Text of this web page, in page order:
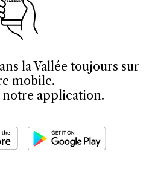
la Vallée toujours sur
mobile.
application.